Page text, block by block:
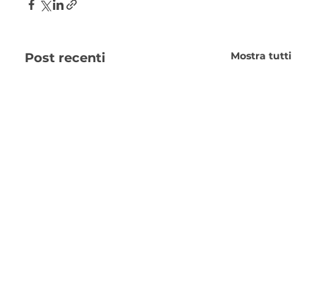
Post recenti Mostra tutti